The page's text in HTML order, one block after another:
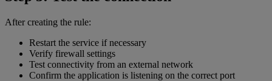
After creating the rule:
Restart the service if necessary
Verify firewall settings
Test connectivity from an external network
Confirm the application is listening on the correct port